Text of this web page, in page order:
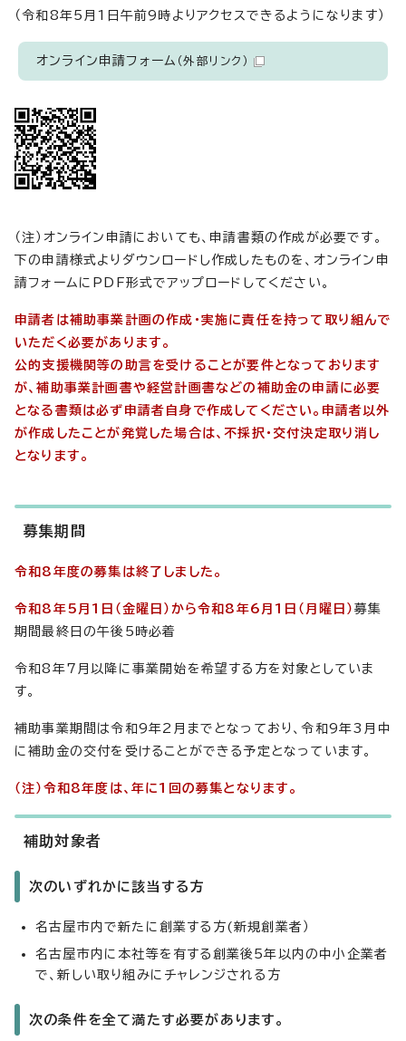
（令和8年5月1日午前9時よりアクセスできるようになります）
オンライン申請フォーム （外部リンク）
（注）オンライン申請においても、申請書類の作成が必要です。
下の申請様式よりダウンロードし作成したものを、オンライン申
請フォームにPDF形式でアップロードしてください。
申請者は補助事業計画の作成・実施に責任を持って取り組んで
いただく必要があります。
公的支援機関等の助言を受けることが要件となっております
が、補助事業計画書や経営計画書などの補助金の申請に必要
となる書類は必ず申請者自身で作成してください。申請者以外
が作成したことが発覚した場合は、不採択・交付決定取り消し
となります。
募集期間
令和8年度の募集は終了しました。
令和8年5月1日（金曜日）から令和8年6月1日（月曜日） 募集
期間最終日の午後5時必着
令和8年7月以降に事業開始を希望する方を対象としていま
す。
補助事業期間は令和9年2月までとなっており、令和9年3月中
に補助金の交付を受けることができる予定となっています。
（注） 令和8年度は、年に1回の募集となります。
補助対象者
次のいずれかに該当する方
名古屋市内で新たに創業する方(新規創業者）
名古屋市内に本社等を有する創業後5年以内の中小企業者
で、新しい取り組みにチャレンジされる方
次の条件を全て満たす必要があります。